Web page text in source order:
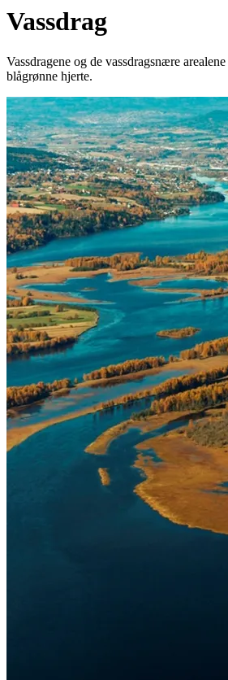
Vassdrag
Vassdragene og de vassdragsnære
blågrønne hjerte.